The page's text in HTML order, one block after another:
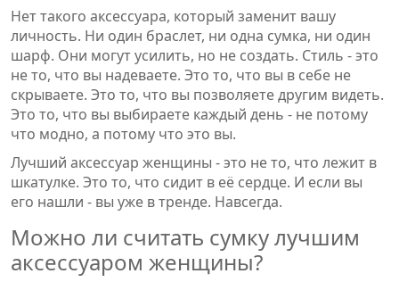
Нет такого аксессуара, который заменит вашу
личность. Ни один браслет, ни одна сумка, ни один
шарф. Они могут усилить, но не создать. Стиль - это
не то, что вы надеваете. Это то, что вы в себе не
скрываете. Это то, что вы позволяете другим видеть.
Это то, что вы выбираете каждый день - не потому
что модно, а потому что это вы.
Лучший аксессуар женщины - это не то, что лежит в
шкатулке. Это то, что сидит в её сердце. И если вы
его нашли - вы уже в тренде. Навсегда.
Можно ли считать сумку лучшим
аксессуаром женщины?